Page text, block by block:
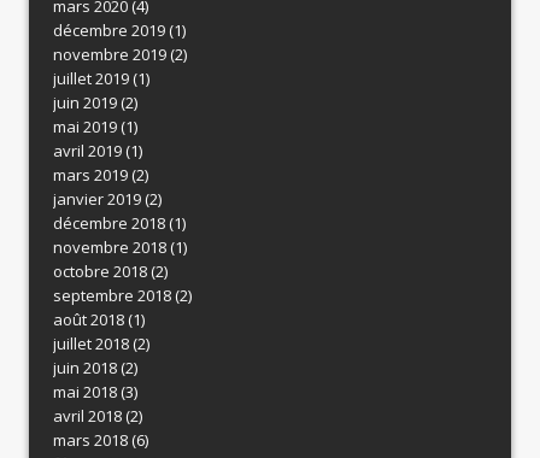
mars 2020(4)
décembre 2019(1)
novembre 2019(2)
juillet 2019(1)
juin 2019(2)
mai 2019(1)
avril 2019(1)
mars 2019(2)
janvier 2019(2)
décembre 2018(1)
novembre 2018(1)
octobre 2018(2)
septembre 2018(2)
août 2018(1)
juillet 2018(2)
juin 2018(2)
mai 2018(3)
avril 2018(2)
mars 2018(6)